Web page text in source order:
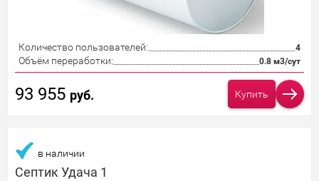
Количество пользователей: 4
Объём переработки: 0.8 м3/сут
93 955 руб. Купить
в наличии
Септик Удача 1